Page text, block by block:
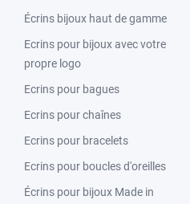
Écrins bijoux haut de gamme
Ecrins pour bijoux avec votre
propre logo
Ecrins pour bagues
Ecrins pour chaînes
Ecrins pour bracelets
Ecrins pour boucles d'oreilles
Écrins pour bijoux Made in